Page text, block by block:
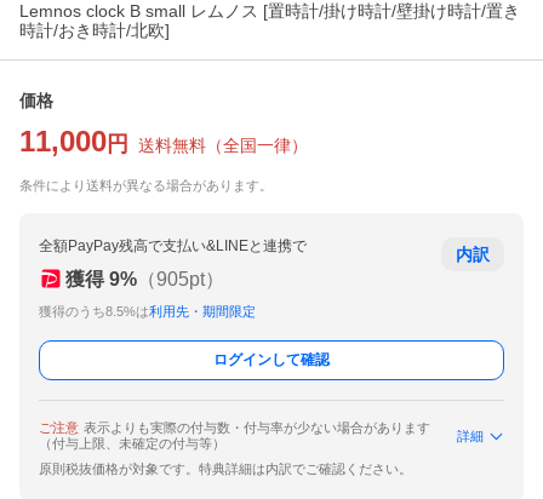
Lemnos clock B small レムノス [置時計/掛け時計/壁掛け時計/置き
時計/おき時計/北欧]
価格
11,000 円 送料無料 （全国一律）
条件により送料が異なる場合があります。
全額PayPay残高で支払い&LINEと連携で
獲得 9% （905pt）
獲得のうち8.5%は利用先・期間限定
内訳
ログインして確認
ご注意 表示よりも実際の付与数・付与率が少ない場合があります
（付与上限、未確定の付与等）
詳細
原則税抜価格が対象です。特典詳細は内訳でご確認ください。